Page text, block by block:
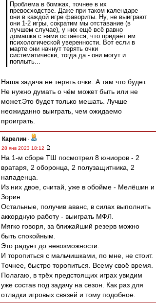
Проблема в бомжах, точнее в их
превосходстве. Даже при таком календаре -
они в каждой игре фавориты. Ну, не выиграют
они 1-2 игры, сократим мы отставание (в
лучшем случае), у них ещё всё равно
домашка с нами остаётся, что придаёт им
психологической уверенности. Вот если в
марте они начнут терять очки
систематически, тогда да - они могут и
поплыть...
Наша задача не терять очки. А там что будет.
Не нужно думать о чём может быть или не
может.Это будет только мешать. Лучше
неожиданно выиграть, чем ожидаемо
проиграть.
Карелин -
28 янв 2023 18:12
На 1-м сборе ТШ посмотрел 8 юниоров - 2
вратаря, 2 оборонца, 2 полузащитника, 2
нападенца.
Из них двое, считай, уже в обойме - Мелёшин и
Зорин.
Остальные, получив аванс, в силах выполнить
аккордную работу - выиграть МФЛ.
Мягко говоря, за ближайший резерв можно
быть спокойным.
Это радует до невозможности.
И торопиться с мальчишками, по мне, не стоит.
Точнее, быстро торопиться. Всему своё время.
Полагаю, в трёх предстоящих играх увидим
уже состав под задачу на сезон. Как раз для
отладки игровых связей и тому подобное.